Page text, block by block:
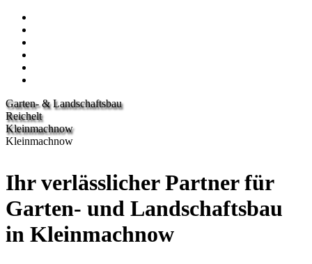
Garten- & Land­schafts­bau
Reichelt
Kleinmachnow
Kleinmachnow
Ihr verlässlicher Partner für
Garten- und Landschaftsbau
in Kleinmachnow